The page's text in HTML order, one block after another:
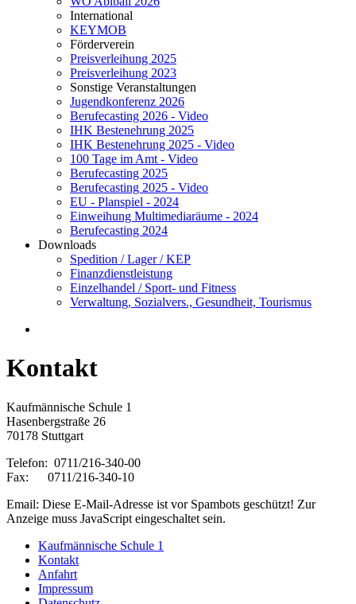
International
KEYMOB
Förderverein
Preisverleihung 2025
Preisverleihung 2023
Sonstige Veranstaltungen
Jugendkonferenz 2026
Berufecasting 2026 - Video
IHK Bestenehrung 2025
IHK Bestenehrung 2025 - Video
100 Tage im Amt - Video
Berufecasting 2025
Berufecasting 2025 - Video
EU - Planspiel - 2024
Einweihung Multimediaräume - 2024
Berufecasting 2024
Downloads
Spedition / Lager / KEP
Finanzdienstleistung
Einzelhandel / Sport- und Fitness
Verwaltung, Sozialvers., Gesundheit, Tourismus
Kontakt
Kaufmännische Schule 1
Hasenbergstraße 26
70178 Stuttgart
Telefon: 0711/216-340-00
Fax: 0711/216-340-10
Email: Diese E-Mail-Adresse ist vor Spambots geschützt! Zur
Anzeige muss JavaScript eingeschaltet sein.
Kaufmännische Schule 1
Kontakt
Anfahrt
Impressum